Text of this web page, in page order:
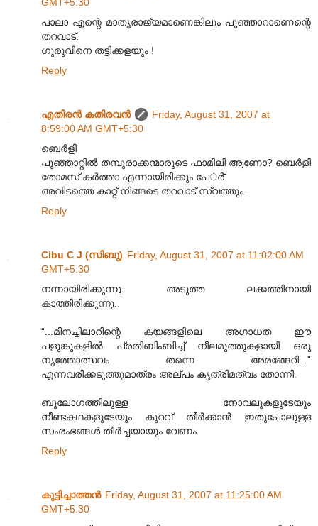
പാലാ എന്റെ മാതൃരാജ്യമാണെങ്കിലും പൂഞ്ഞാറാണെന്റെ
തറവാട്.
ഗുരുവിനെ തട്ടിക്കളയും !
Reply
എതിരന്‍ കതിരവന്‍
Friday, August 31, 2007 at
8:59:00 AM GMT+5:30
ബെര്‍ളീ
പൂഞ്ഞാറ്റില്‍ തമ്പുരാക്കന്മാരുടെ ഫാമിലി ആണോ? ബെര്‍ളി
തോമസ് കര്‍ത്താ എന്നായിരിക്കും പേര്‍്.
അവിടത്തെ കാറ്റ് നിങ്ങടെ തറവാട് സ്വത്തും.
Reply
Cibu C J (സിബു) Friday, August 31, 2007 at 11:02:00 AM
GMT+5:30
നന്നായിരിക്കുന്നു. അടുത്ത ലക്കത്തിനായി
കാത്തിരിക്കുന്നു..
“...മീനച്ചിലാറിന്റെ കയങ്ങളിലെ അഗാധത ഈ
പളുങ്കുകളില്‍ പ്രതിബിംബിച്ച് നീലമുത്തുകളായി ഒരു
നൃത്തോത്സവം തന്നെ അരങ്ങേറി...”
എന്നവരിക്കടുത്തുമാത്രം അല്പം കൃത്രിമത്വം തോന്നി.
ബൂലോഗത്തിലുള്ള നോവലുകളുടേയും
നീണ്ടകഥകളുടേയും കുറവ്‌ തീര്‍ക്കാന്‍ ഇതുപോലുള്ള
സംരംഭങ്ങള്‍ തീര്‍ച്ചയായും വേണം.
Reply
കുട്ടിച്ചാത്തന്‍ Friday, August 31, 2007 at 11:25:00 AM
GMT+5:30